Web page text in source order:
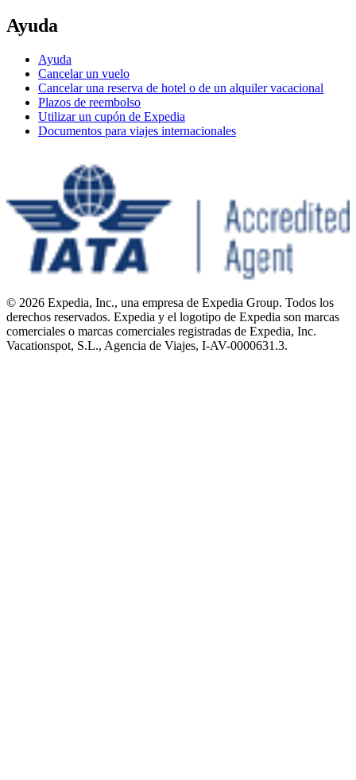
Ayuda
Ayuda
Cancelar un vuelo
Cancelar una reserva de hotel o de un alquiler vacacional
Plazos de reembolso
Utilizar un cupón de Expedia
Documentos para viajes internacionales
© 2026 Expedia, Inc., una empresa de Expedia Group. Todos los
derechos reservados. Expedia y el logotipo de Expedia son marcas
comerciales o marcas comerciales registradas de Expedia, Inc.
Vacationspot, S.L., Agencia de Viajes, I-AV-0000631.3.